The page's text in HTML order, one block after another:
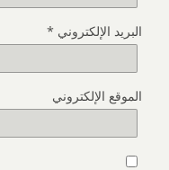
البريد الإلكتروني *
الموقع الإلكتروني